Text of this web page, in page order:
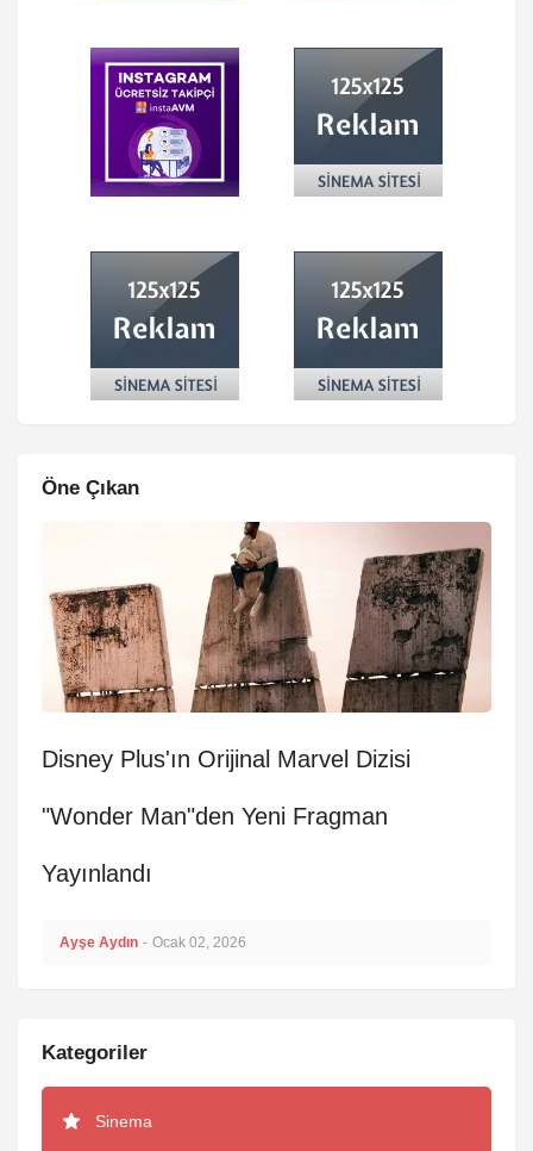
Öne Çıkan
Disney Plus'ın Orijinal Marvel Dizisi
"Wonder Man"den Yeni Fragman
Yayınlandı
Ayşe Aydın - Ocak 02, 2026
Kategoriler
Sinema